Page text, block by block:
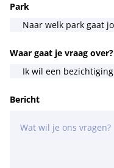
Park
Waar gaat je vraag over?
Bericht